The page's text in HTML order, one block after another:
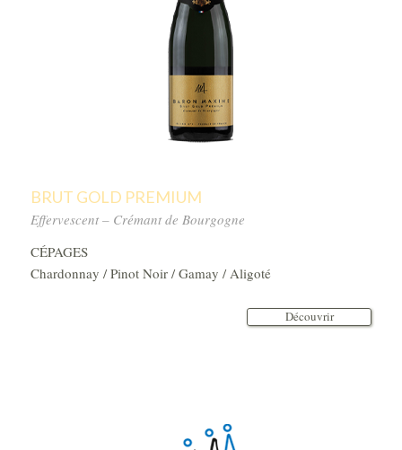
BRUT GOLD PREMIUM
Effervescent – Crémant de Bourgogne
CÉPAGES
Chardonnay / Pinot Noir / Gamay / Aligoté
Découvrir